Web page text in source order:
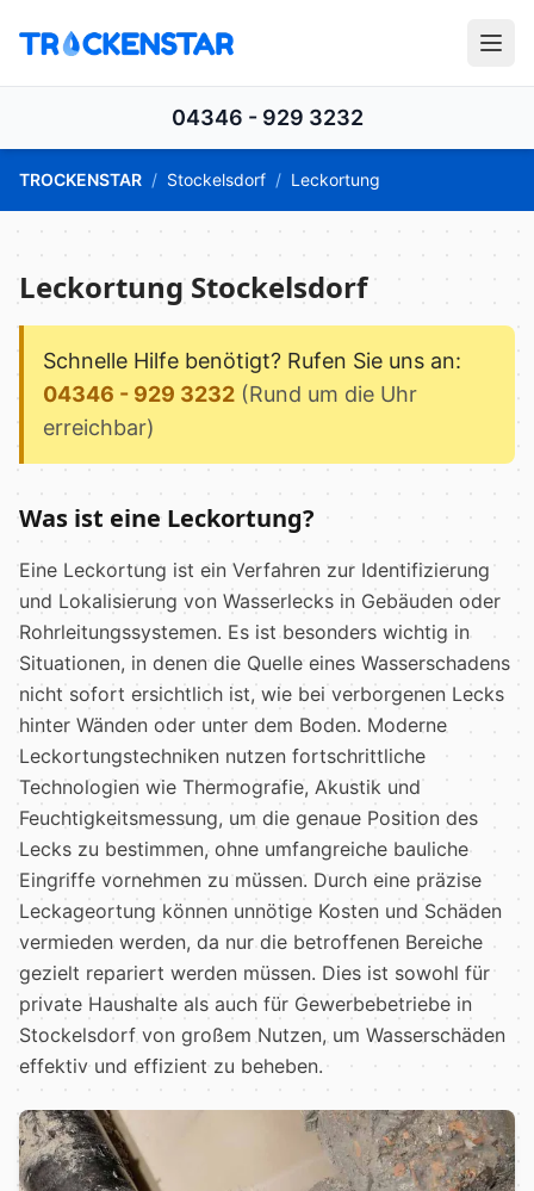
04346 - 929 3232
TROCKENSTAR / Stockelsdorf / Leckortung
Leckortung Stockelsdorf
Schnelle Hilfe benötigt? Rufen Sie uns an:
04346 - 929 3232 (Rund um die Uhr
erreichbar)
Was ist eine Leckortung?
Eine Leckortung ist ein Verfahren zur Identifizierung
und Lokalisierung von Wasserlecks in Gebäuden oder
Rohrleitungssystemen. Es ist besonders wichtig in
Situationen, in denen die Quelle eines Wasserschadens
nicht sofort ersichtlich ist, wie bei verborgenen Lecks
hinter Wänden oder unter dem Boden. Moderne
Leckortungstechniken nutzen fortschrittliche
Technologien wie Thermografie, Akustik und
Feuchtigkeitsmessung, um die genaue Position des
Lecks zu bestimmen, ohne umfangreiche bauliche
Eingriffe vornehmen zu müssen. Durch eine präzise
Leckageortung können unnötige Kosten und Schäden
vermieden werden, da nur die betroffenen Bereiche
gezielt repariert werden müssen. Dies ist sowohl für
private Haushalte als auch für Gewerbebetriebe in
Stockelsdorf von großem Nutzen, um Wasserschäden
effektiv und effizient zu beheben.